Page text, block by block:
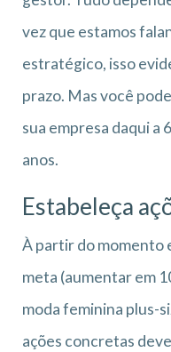
vez que estamos
estratégico, isso
prazo. Mas você
sua empresa daqui a
anos.
Estabeleça
À partir do momento
meta (aumentar em
moda feminina plus-
ações concretas